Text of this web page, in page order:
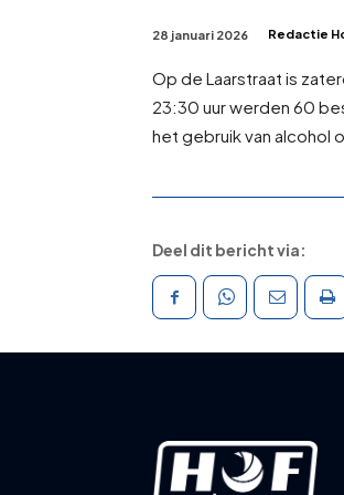
28 januari 2026 Redactie
Op de Laarstraat is
23:30 uur werden 60
het gebruik van alcohol
Deel dit bericht via: